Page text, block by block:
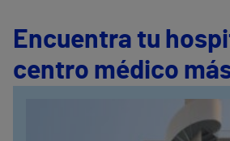
Encuentra tu
centro médico